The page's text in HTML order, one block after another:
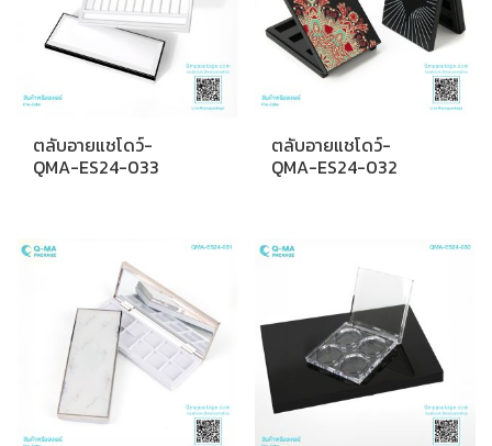
ตลับอายแชโดว์-
QMA-ES24-033
ตลับอายแชโดว์-
QMA-ES24-032